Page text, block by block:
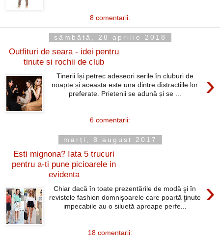
8 comentarii:
sâmbătă, 28 aprilie 2018
Outfituri de seara - idei pentru
tinute si rochii de club
›
Tinerii își petrec adeseori serile în cluburi de
noapte și aceasta este una dintre distracțiile lor
preferate. Prietenii se adună și se ...
6 comentarii:
marți, 8 august 2017
Esti mignona? Iata 5 trucuri
pentru a-ti pune picioarele in
evidenta
›
Chiar dacă în toate prezentările de modă şi în
revistele fashion domnişoarele care poartă ţinute
impecabile au o siluetă aproape perfe...
18 comentarii: